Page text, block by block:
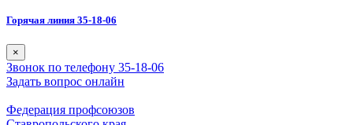
Горячая линия 35-18-06
×
Звонок по телефону 35-18-06
Задать вопрос онлайн
Федерация профсоюзов